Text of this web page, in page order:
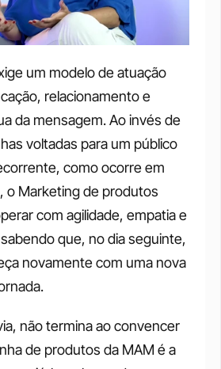
um modelo de atuação
relacionamento e
da mensagem. Ao invés de
voltadas para um público
como ocorre em
o Marketing de produtos
com agilidade, empatia e
que, no dia seguinte,
novamente com uma nova
não termina ao convencer
de produtos da MAM é a